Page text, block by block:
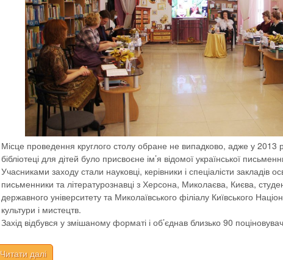
Місце проведення круглого столу обране не випадково, адже у 2013
бібліотеці для дітей було присвоєне ім’я відомої української
Учасниками заходу стали науковці, керівники і спеціалісти закладів
письменники та літературознавці з Херсона, Миколаєва, Києва,
державного університету та Миколаївського філіалу Київського
культури і мистецтв.
Захід відбувся у змішаному форматі і об’єднав близько 90
Читати далі